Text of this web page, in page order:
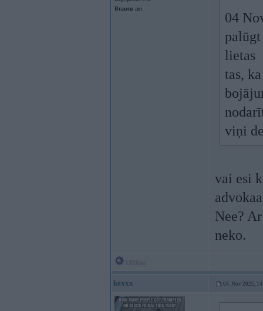
Braucu ar:
04
lietas
tas,
viņi
vai esi
Nee?
neko.
kexxx 04. Nov 2025,